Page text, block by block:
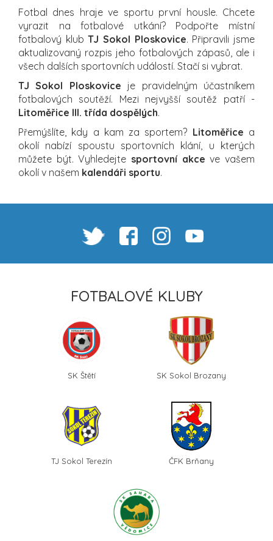
Fotbal dnes hraje ve sportu první housle. Chcete
vyrazit na fotbalové utkání? Podpořte místní
fotbalový klubTJ Sokol Ploskovice. Připravili jsme
aktualizovaný rozpis jeho fotbalových zápasů, ale i
všech dalších sportovních událostí. Stačí si vybrat.
TJ Sokol Ploskovice je pravidelným účastníkem
fotbalových soutěží. Mezi nejvyšší soutěž patří -
Litoměřice III. třída dospělých.
Přemýšlíte, kdy a kam za sportem? Litoměřice a
okolí nabízí spoustu sportovních klání, u kterých
můžete být. Vyhledejte sportovní akce ve vašem
okolí v našem kalendáři sportu.
FOTBALOVÉ KLUBY
SK Štětí SK Sokol Brozany
TJ Sokol Terezín ČFK Brňany